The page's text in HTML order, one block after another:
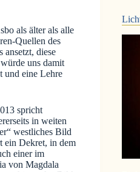
als älter als alle
Quellen des
ansetzt, diese
uns damit
und eine Lehre
spricht
in weiten
westliches Bild
ein Dekret, in dem
einer im
von Magdala